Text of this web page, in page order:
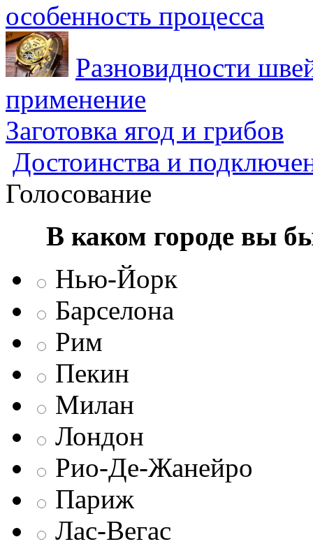
особенность процесса
Разновидности
применение
Заготовка ягод и грибов
Достоинства и
Голосование
В каком городе вы
Нью-Йорк
Барселона
Рим
Пекин
Милан
Лондон
Рио-Де-Жанейро
Париж
Лас-Вегас